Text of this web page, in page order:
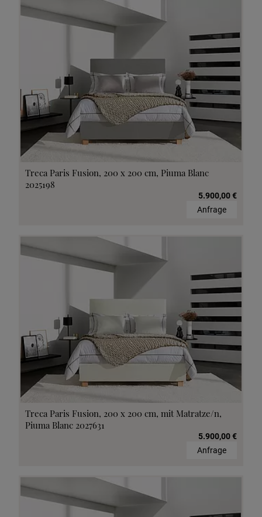
Treca Paris Fusion, 200 x 200 cm, Piuma Blanc
2025198
5.900,00 €
Anfrage
Treca Paris Fusion, 200 x 200 cm, mit Matratze/n,
Piuma Blanc 2027631
5.900,00 €
Anfrage